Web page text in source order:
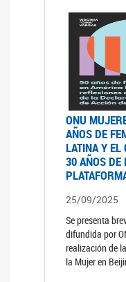
ONU
AÑOS DE
LATINA Y EL
30 AÑOS DE
25/09/2025
Se presenta
difundida por
realización de
la Mujer en